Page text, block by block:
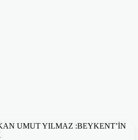
UMUT YILMAZ :BEYKENT’İN